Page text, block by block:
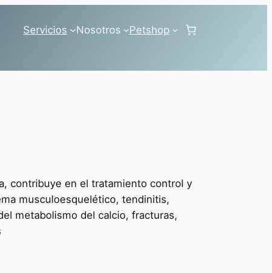
Servicios Nosotros
Petshop
contribuye en el tratamiento control y
musculoesquelético, tendinitis,
metabolismo del calcio, fracturas,